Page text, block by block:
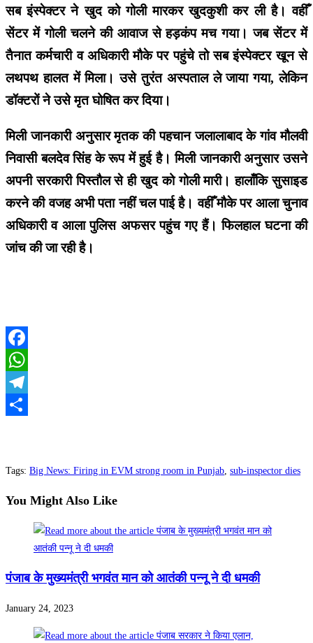
सब इंस्पेक्टर ने खुद को गोली मारकर खुदकुशी कर ली है। वहीँ
सेंटर में गोली चलने की आवाज से हड़कंप मच गया। जब सेंटर में
तैनात कर्मचारी व अधिकारी मौके पर पहुंचे तो सब इंस्पेक्टर खून से
लथपथ हालत में मिला। उसे तुरंत अस्पताल ले जाया गया, लेकिन
डॉक्टरों ने उसे मृत घोषित कर दिया।
मिली जानकारी अनुसार मृतक की पहचान जलालाबाद के गांव मौलवी
निवासी बलदेव सिंह के रूप में हुई है। मिली जानकारी अनुसार उसने
अपनी सरकारी पिस्तौल से ही खुद को गोली मारी। हालाँकि सुसाइड
करने की वजह अभी पता नहीं चल पाई है। वहीँ मौके पर आला चुनाव
अधिकारी व आला पुलिस अफसर पहुंच गए हैं। फिलहाल घटना की
जांच की जा रही है।
Facebook
WhatsApp
Telegram
Tags: Big News: Firing in EVM strong room in Punjab sub-inspector dies
You Might Also Like
पंजाब के मुख्यमंत्री भगवंत मान को आतंकी पन्नू ने दी धमकी
January 24, 2023